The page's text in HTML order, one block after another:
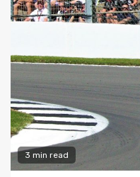
3 min read